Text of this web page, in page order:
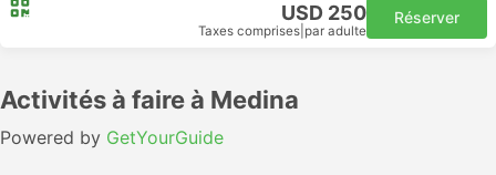
USD 250
Taxes comprises par adulte
Réserver
Activités à faire à Medina
Powered by GetYourGuide